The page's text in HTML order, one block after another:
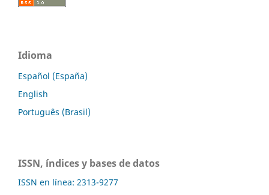
Idioma
Español (España)
English
Português (Brasil)
ISSN, índices y bases de datos
ISSN en línea: 2313-9277